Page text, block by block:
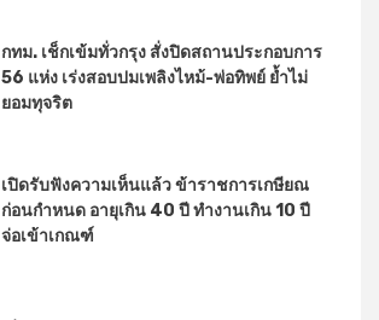
กทม. เช็กเข้มทั่วกรุง สั่งปิดสถานประกอบการ
56 แห่ง เร่งสอบปมเพลิงไหม้-พ่อทิพย์ ย้ำไม่
ยอมทุจริต
เปิดรับฟังความเห็นแล้ว ข้าราชการเกษียณ
ก่อนกำหนด อายุเกิน 40 ปี ทำงานเกิน 10 ปี
จ่อเข้าเกณฑ์